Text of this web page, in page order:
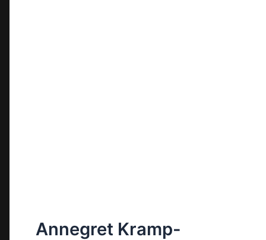
Annegret Kramp-